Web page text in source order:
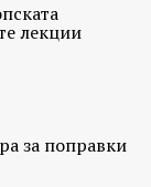
лекции
за поправки